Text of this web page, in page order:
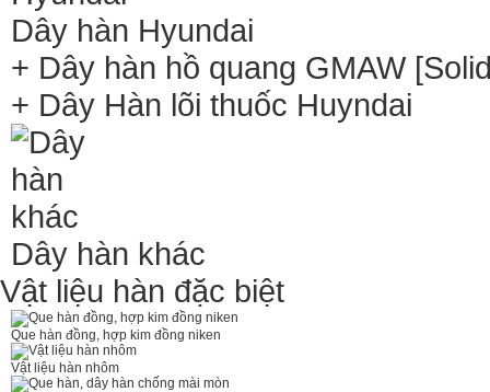
Dây hàn Hyundai
+ Dây hàn hồ quang GMAW
+ Dây Hàn lõi thuốc Huyndai
Dây hàn khác
Vật liệu hàn đặc biệt
Que hàn đồng, hợp kim đồng niken
Vật liệu hàn nhôm